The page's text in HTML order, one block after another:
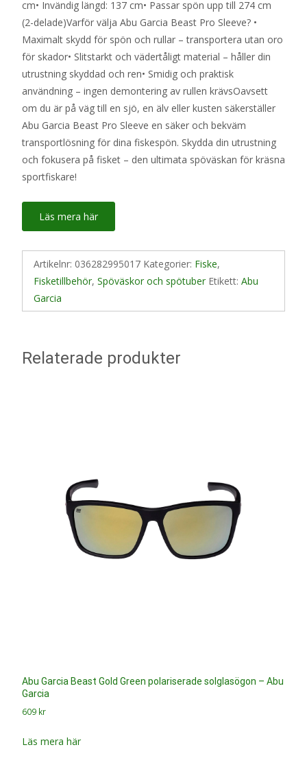
cm• Invändig längd: 137 cm• Passar spön upp till 274 cm
(2-delade)Varför välja Abu Garcia Beast Pro Sleeve? •
Maximalt skydd för spön och rullar – transportera utan oro
för skador• Slitstarkt och vädertåligt material – håller din
utrustning skyddad och ren• Smidig och praktisk
användning – ingen demontering av rullen krävsOavsett
om du är på väg till en sjö, en älv eller kusten säkerställer
Abu Garcia Beast Pro Sleeve en säker och bekväm
transportlösning för dina fiskespön. Skydda din utrustning
och fokusera på fisket – den ultimata spöväskan för kräsna
sportfiskare!
Läs mera här
Artikelnr: 036282995017 Kategorier: Fiske,
Fisketillbehör, Spöväskor och spötuber Etikett: Abu
Garcia
Relaterade produkter
Abu Garcia Beast Gold Green polariserade solglasögon – Abu
Garcia
609 kr
Läs mera här